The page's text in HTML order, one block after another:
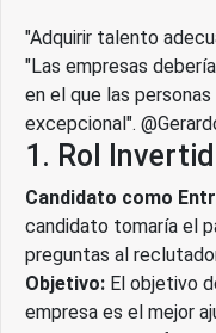
"Adquirir talento
"Las empresas
en el que las
excepcional".
1. Rol
Candidato como
candidato tomaría el
preguntas al
Objetivo: El objetivo
empresa es el mejor